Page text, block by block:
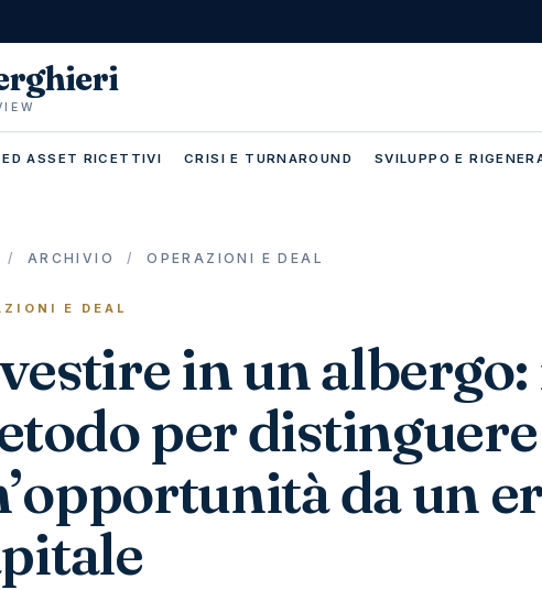
ASSET RICETTIVI CRISI E TURNAROUND SVILUPPO E
/ ARCHIVIO / OPERAZIONI E DEAL
E DEAL
in un
per distinguere
da un